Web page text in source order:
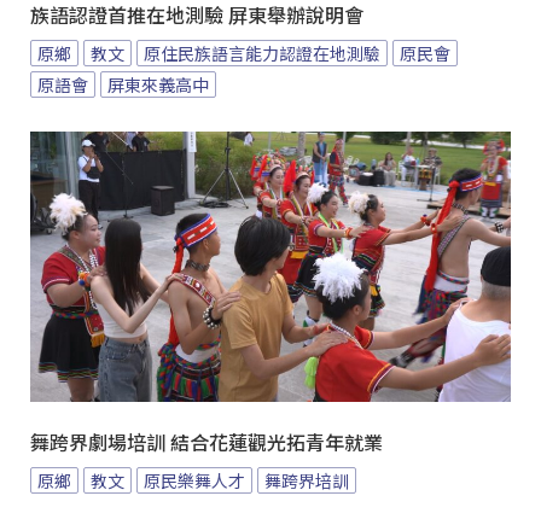
族語認證首推在地測驗 屏東舉辦說明會
原鄉 教文 原住民族語言能力認證在地測驗
原民會
原語會
屏東來義高中
舞跨界劇場培訓 結合花蓮觀光拓青年就業
原鄉 教文 原民樂舞人才 舞跨界培訓